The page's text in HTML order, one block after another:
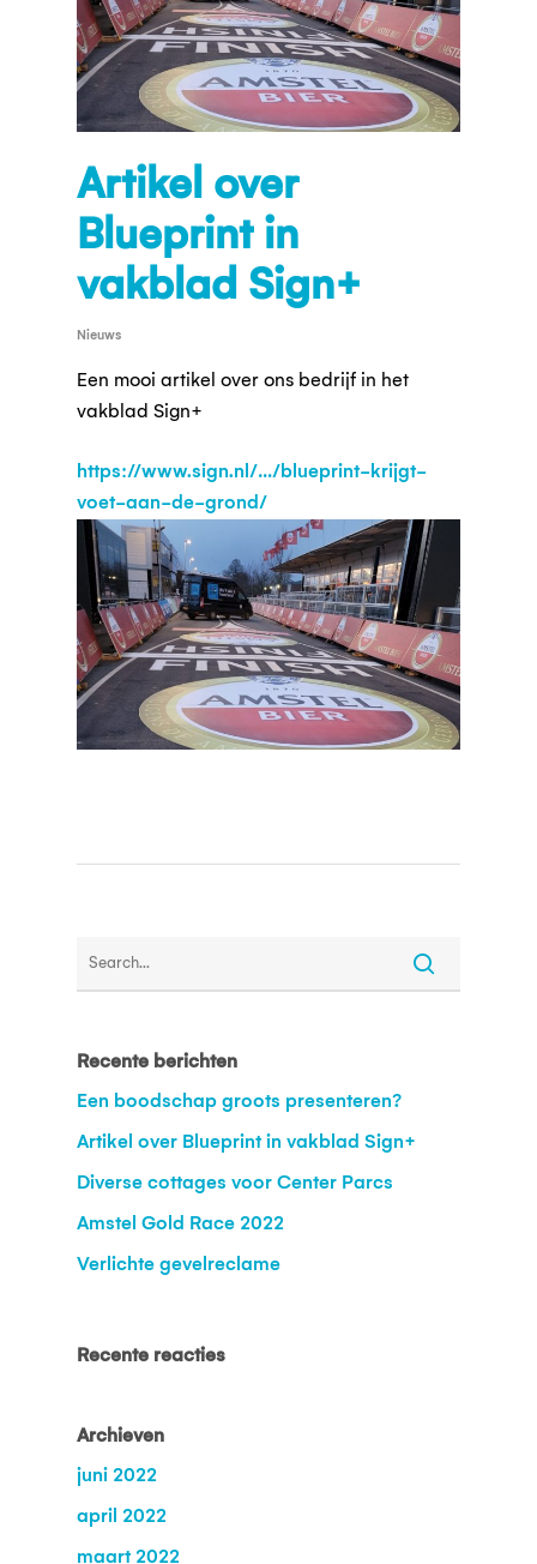
Artikel over
Blueprint in
vakblad Sign+
Nieuws
Een mooi artikel over ons bedrijf in het
vakblad Sign+
https://www.sign.nl/…/blueprint-krijgt-
voet-aan-de-grond/
Recente berichten
Een boodschap groots presenteren?
Artikel over Blueprint in vakblad Sign+
Diverse cottages voor Center Parcs
Amstel Gold Race 2022
Verlichte gevelreclame
Recente reacties
Archieven
juni 2022
april 2022
maart 2022